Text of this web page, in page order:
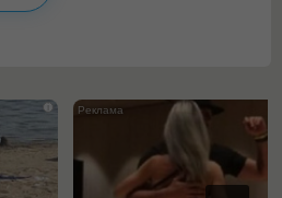
i